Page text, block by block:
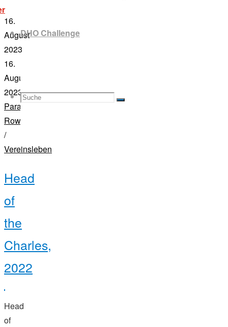
DHO Challenge
Suche
Suchen
Suche
„donauhort
/
pirat
cyclassics
2023“
16.
August
2023
16.
August
2023
Para-
Rowing
/
Vereinsleben
Head
of
the
Charles,
2022
Head
of